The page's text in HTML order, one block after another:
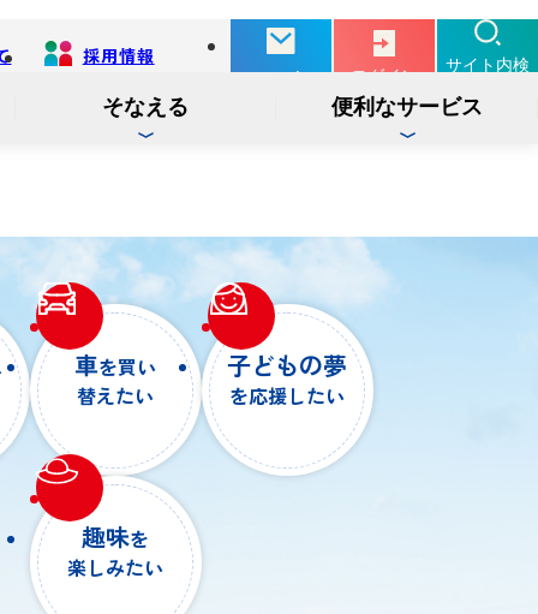
お問い合せ ログイン
インターネットバンキング
ログイン インターネット
サービス
インターネットバンキング
ログイン
でんさい
サービス
サイト内検
そなえる 便利なサービス
採用情報
別
ブ
で
車を買い
替えたい
子どもの夢
を応援したい
趣味を
楽しみたい